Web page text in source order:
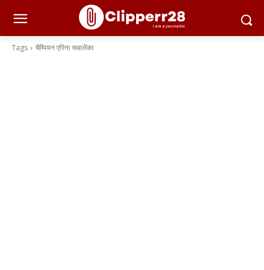
Tags चैम्पियन एरिना सबालेंका